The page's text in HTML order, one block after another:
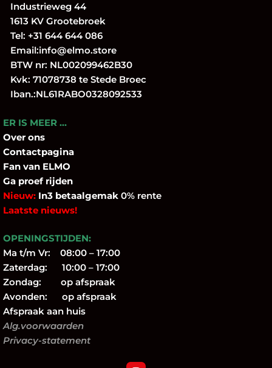
Industrieweg 44
1613 KV Grootebroek
Tel: +31 644 644 086
Email:info@elmo.store
BTW nr: NL002099462B30
Kvk: 71078738 te Stede Broec
Iban.:NL61RABO0328092533
ER IS MEER …
Over ons
Contactpagina
Fan van ELMO
Ga proef rijden
Nieuw: In3 betaalgemak 0% rente
Laatste nieuws!
OPENINGSTIJDEN:
Ma t/m Vr: 08:00 – 17:00
Zaterdag: 10:00 – 17:00
Zondag: op afspraak
Avonden: op afspraak
Afspraak aan huis
Alg.voorwaarden
Privacy-statement